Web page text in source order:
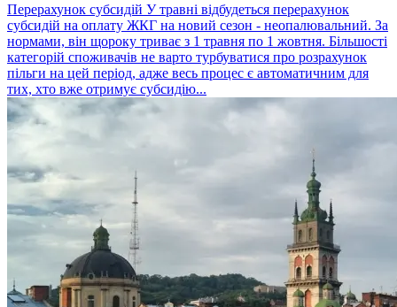
Перерахунок субсидій У травні відбудеться перерахунок
субсидій на оплату ЖКГ на новий сезон - неопалювальний. За
нормами, він щороку триває з 1 травня по 1 жовтня. Більшості
категорій споживачів не варто турбуватися про розрахунок
пільги на цей період, адже весь процес є автоматичним для
тих, хто вже отримує субсидію...